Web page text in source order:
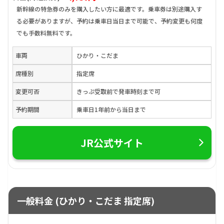
新幹線の特急券のみを購入したい方に最適です。乗車券は別途購入す
る必要がありますが、予約は乗車日当日まで可能で、予約変更も何度
でも手数料無料です。
車両 ひかり・こだま
席種別 指定席
変更可否 きっぷ受取前で発車時刻まで可
予約期間 乗車日1年前から当日まで
JR公式サイト
一般料金 (ひかり・こだま 指定席)